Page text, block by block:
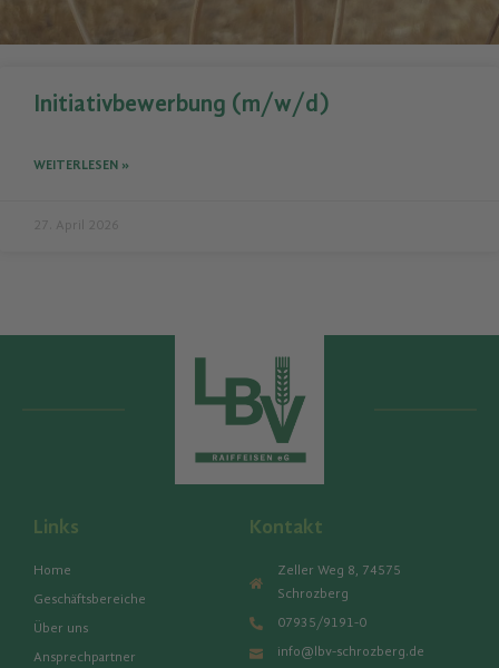
Initiativbewerbung (m/w/d)
WEITERLESEN »
27. April 2026
Links
Home
Geschäftsbereiche
Über uns
Ansprechpartner
Kontakt
Zeller Weg 8, 74575
Schrozberg
07935/9191-0
info@lbv-schrozberg.de